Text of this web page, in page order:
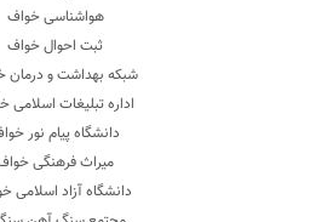
هواشناسی خواف
ثبت احوال خواف
شبکه بهداشت و درمان
اداره تبلیغات اسلامی
دانشگاه پیام نور
میراث فرهنگی
دانشگاه آزاد اسلامی